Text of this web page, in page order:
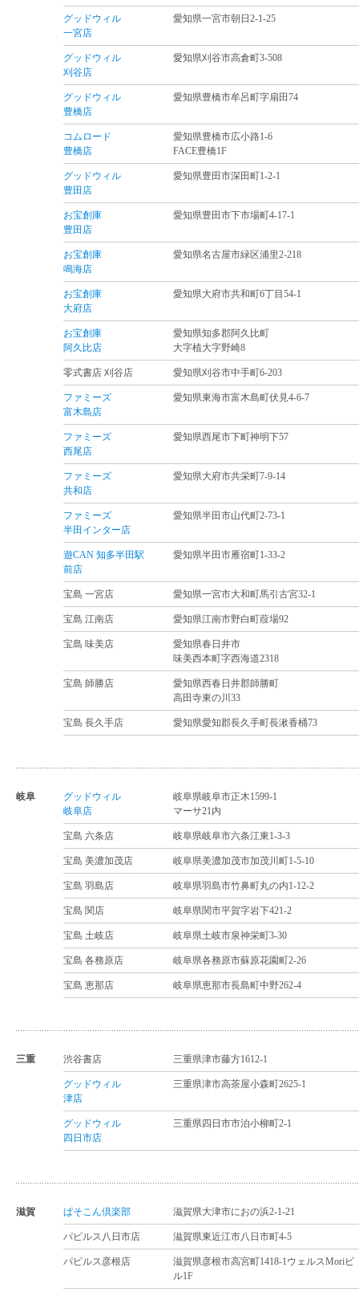
グッドウィル
一宮店
愛知県一宮市朝日2-1-25
グッドウィル
刈谷店
愛知県刈谷市高倉町3-508
グッドウィル
豊橋店
愛知県豊橋市牟呂町字扇田74
コムロード
豊橋店
愛知県豊橋市広小路1-6
FACE豊橋1F
グッドウィル
豊田店
愛知県豊田市深田町1-2-1
お宝創庫
豊田店
愛知県豊田市下市場町4-17-1
お宝創庫
鳴海店
愛知県名古屋市緑区浦里2-218
お宝創庫
大府店
愛知県大府市共和町6丁目54-1
お宝創庫
阿久比店
愛知県知多郡阿久比町
大字植大字野崎8
零式書店 刈谷店 愛知県刈谷市中手町6-203
ファミーズ
富木島店
愛知県東海市富木島町伏見4-6-7
ファミーズ
西尾店
愛知県西尾市下町神明下57
ファミーズ
共和店
愛知県大府市共栄町7-9-14
ファミーズ
半田インター店
愛知県半田市山代町2-73-1
遊CAN 知多半田駅
前店
愛知県半田市雁宿町1-33-2
宝島 一宮店 愛知県一宮市大和町馬引古宮32-1
宝島 江南店 愛知県江南市野白町葭場92
宝島 味美店
愛知県春日井市
味美西本町字西海道2318
宝島 師勝店
愛知県西春日井郡師勝町
高田寺東の川33
宝島 長久手店 愛知県愛知郡長久手町長湫香桶73
岐阜
グッドウィル
岐阜店
岐阜県岐阜市正木1599-1
マーサ21内
宝島 六条店 岐阜県岐阜市六条江東1-3-3
宝島 美濃加茂店 岐阜県美濃加茂市加茂川町1-5-10
宝島 羽島店 岐阜県羽島市竹鼻町丸の内1-12-2
宝島 関店 岐阜県関市平賀字岩下421-2
宝島 土岐店 岐阜県土岐市泉神栄町3-30
宝島 各務原店 岐阜県各務原市蘇原花園町2-26
宝島 恵那店 岐阜県恵那市長島町中野262-4
三重 渋谷書店 三重県津市藤方1612-1
グッドウィル
津店
三重県津市高茶屋小森町2625-1
グッドウィル
四日市店
三重県四日市市泊小柳町2-1
滋賀 ぱそこん倶楽部 滋賀県大津市におの浜2-1-21
パピルス八日市店 滋賀県東近江市八日市町4-5
パピルス彦根店
滋賀県彦根市高宮町1418-1ウェルスMoriビ
ル1F